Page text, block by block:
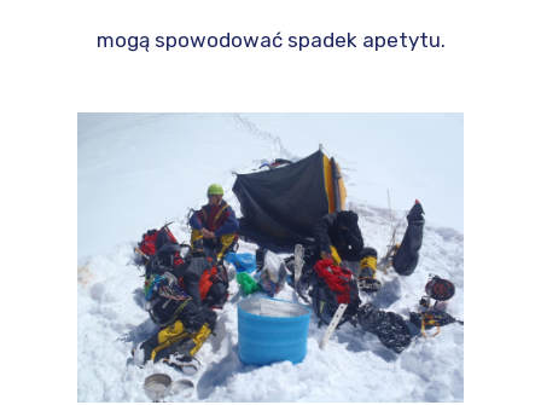
mogą spowodować spadek apetytu.